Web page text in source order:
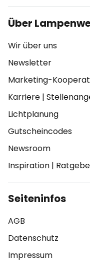
Über
Wir über uns
Newsletter
Marketing-
Karriere |
Lichtplanung
Gutscheincodes
Newsroom
Inspiration |
Seiteninfos
AGB
Datenschutz
Impressum